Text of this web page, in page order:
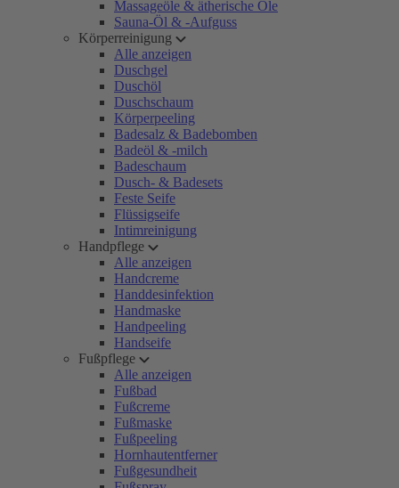
Massageöle & ätherische Öle
Sauna-Öl & -Aufguss
Körperreinigung
Alle anzeigen
Duschgel
Duschöl
Duschschaum
Körperpeeling
Badesalz & Badebomben
Badeöl & -milch
Badeschaum
Dusch- & Badesets
Feste Seife
Flüssigseife
Intimreinigung
Handpflege
Alle anzeigen
Handcreme
Handdesinfektion
Handmaske
Handpeeling
Handseife
Fußpflege
Alle anzeigen
Fußbad
Fußcreme
Fußmaske
Fußpeeling
Hornhautentferner
Fußgesundheit